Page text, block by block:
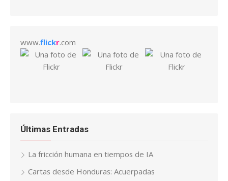
www.flickr.com
Últimas Entradas
La fricción humana en tiempos de IA
Cartas desde Honduras: Acuerpadas